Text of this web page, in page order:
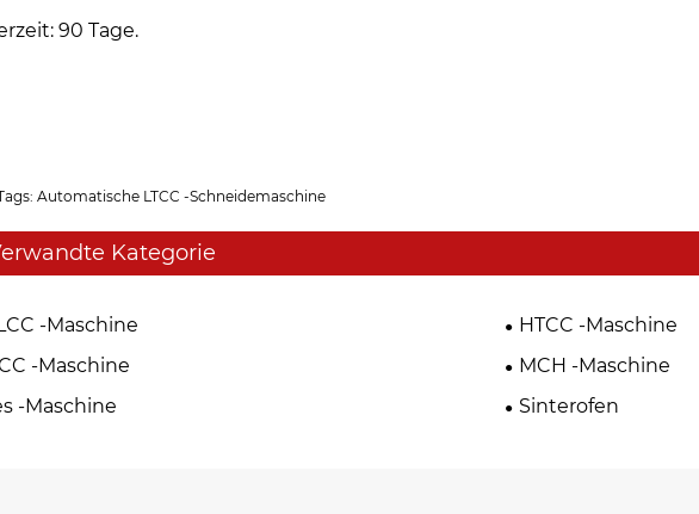
90 Tage.
Automatische LTCC -Schneidemaschine
Kategorie
-Maschine
HTCC -Maschine
-Maschine
MCH -Maschine
-Maschine
Sinterofen